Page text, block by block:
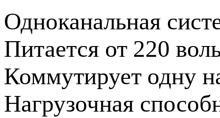
Одноканальная
Питается от 220
Коммутирует одну
Нагрузочная